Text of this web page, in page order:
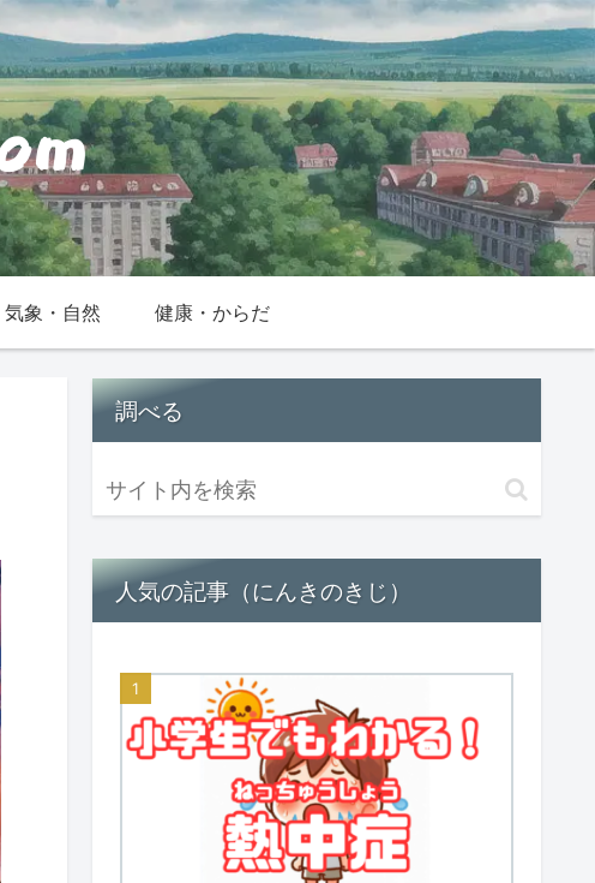
気象・自然 健康・からだ
調べる
人気の記事（にんきのきじ）